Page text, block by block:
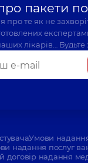
пакети
про те як не
лікарів… Будьте
Умови
надання послуг
договір надання